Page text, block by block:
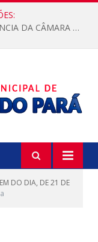
VEREADORA KEILA ASSUME A PRESIDÊNCIA DA CÂMARA MUNICIPAL.
DO DIA, DE 21 DE